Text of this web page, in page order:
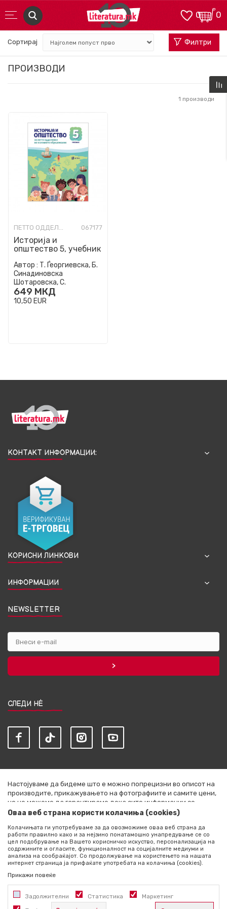
0
0
ПРОИЗВОДИ
Сортирај Филтри
1 производи
ПЕТТО ОДДЕЛЕНИЕ 067177
Историја и
општество 5, учебник
во основно
образование
Автор : Т. Ѓеоргиевска, Б.
Синадиновска
Шотаровска, С.
Јакимовска, С. Колева, Д.
Јакимовска
649 МКД
10,50 EUR
КОНТАКТ ИНФОРМАЦИИ:
КОРИСНИ ЛИНКОВИ
ИНФОРМАЦИИ
NEWSLETTER
СЛЕДИ НЀ
Настојуваме да бидеме што е можно попрецизни во описот на
производите, прикажувањето на фотографиите и самите цени,
но не можеме да гарантираме дека сите информации се
комплетни и без грешки. Сите артикли прикажани на сајтот се
секој момент. Расположливоста на производите можете да ја
проверите со повик на +389 76 444 490
©2026 literatura.mk, Изработено одNB SOFT. Сите права
задржани.
Оваа веб страна користи колачиња (cookies)
Колачињата ги употребуваме за да овозможиме оваа веб страна да
работи правилно како и за нејзино понатамошно унапредување се со
цел подобрување на Вашето корисничко искуство, персонализација на
содржините и огласите, функционалност на социјалните медиуми и
анализа на сообраќајот. Со продолжување на користењето на нашата
интернет страница ја прифаќате употребата на колачиња (cookies).
Прикажи повеќе
Задолжителни Статистика Маркетинг